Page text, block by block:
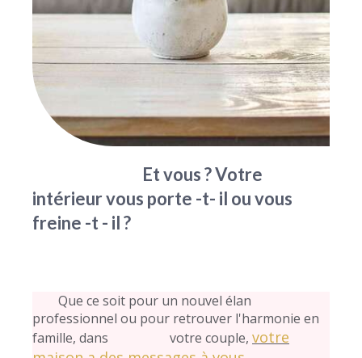
Et vous ? Votre
intérieur vous porte -t- il ou vous
freine -t - il ?
Que ce soit pour un nouvel élan
professionnel ou pour retrouver l'harmonie en
famille, dans votre couple, votre